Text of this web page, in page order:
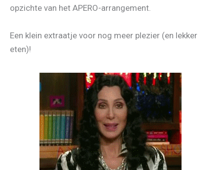
opzichte van het APERO-arrangement.
Een klein extraatje voor nog meer plezier (en lekker
eten)!